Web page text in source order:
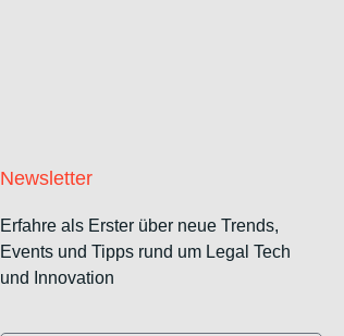
Newsletter
Erfahre als Erster über neue Trends,
Events und Tipps rund um Legal Tech
und Innovation